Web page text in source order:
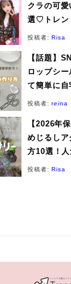
クラの可
選♡トレン
投稿者:Risa
【話題】
ロップシ
て簡単に
投稿者:reina
【2026年
めじるしア
方10選！
投稿者:Risa